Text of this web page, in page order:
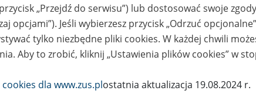
podstawie umowy bezterminowej.
Dla kadry medycznej oferujemy również elastyczne formy
usług (dotyczy lekarzy orzeczników oraz specjalistów
„Przejdź do serwisu”) lub dostosować swoje
opcjami”). Jeśli wybierzesz przycisk „Odrzuć
tylko niezbędne pliki cookies. W każdej chwili
Aby to zrobić, kliknij „Ustawienia plików cookies” w
dla www.zus.plostatnia aktualizacja 19.08.2024 r.